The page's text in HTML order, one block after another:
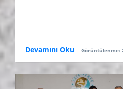
Devamını Oku Görüntülenme: